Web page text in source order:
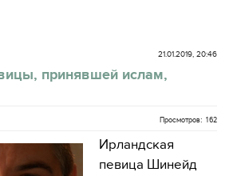
21.01.2019, 20:46
принявшей ислам,
Просмотров: 162
Ирландская
певица Шинейд